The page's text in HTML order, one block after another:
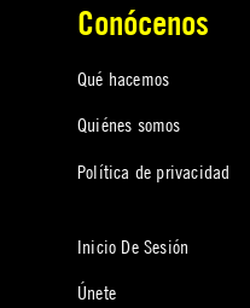
Conócenos
Qué hacemos
Quiénes somos
Política de privacidad
Inicio De Sesión
Únete